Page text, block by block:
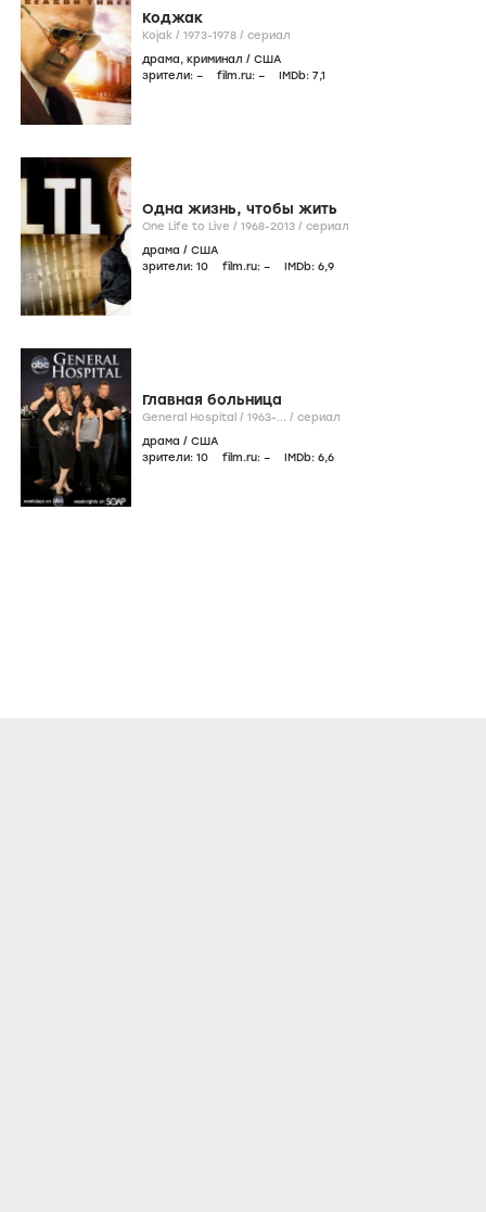
Коджак
Kojak / 1973-1978 / сериал
драма, криминал / США
зрители: – film.ru: – IMDb: 7,1
Одна жизнь, чтобы жить
One Life to Live / 1968-2013 / сериал
драма / США
зрители: 10 film.ru: – IMDb: 6,9
Главная больница
General Hospital / 1963-... / сериал
драма / США
зрители: 10 film.ru: – IMDb: 6,6